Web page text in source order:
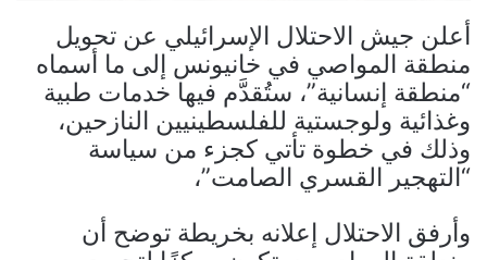
أعلن جيش الاحتلال الإسرائيلي عن تحويل
منطقة المواصي في خانيونس إلى ما أسماه
“منطقة إنسانية”، ستُقدَّم فيها خدمات طبية
وغذائية ولوجستية للفلسطينيين النازحين،
وذلك في خطوة تأتي كجزء من سياسة
“التهجير القسري الصامت”،
وأرفق الاحتلال إعلانه بخريطة توضح أن